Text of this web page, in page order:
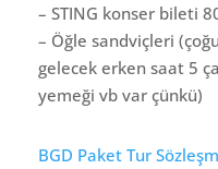
– STING konser bileti
– Öğle sandviçleri
gelecek erken saat 5
yemeği vb var çünkü)
BGD Paket Tur